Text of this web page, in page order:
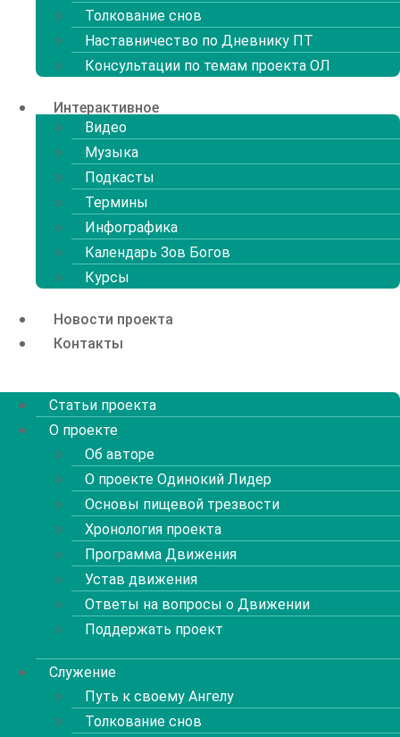
Толкование снов
Наставничество по Дневнику ПТ
Консультации по темам проекта ОЛ
Интерактивное
Видео
Музыка
Подкасты
Термины
Инфографика
Календарь Зов Богов
Курсы
Новости проекта
Контакты
Статьи проекта
О проекте
Об авторе
О проекте Одинокий Лидер
Основы пищевой трезвости
Хронология проекта
Программа Движения
Устав движения
Ответы на вопросы о Движении
Поддержать проект
Служение
Путь к своему Ангелу
Толкование снов